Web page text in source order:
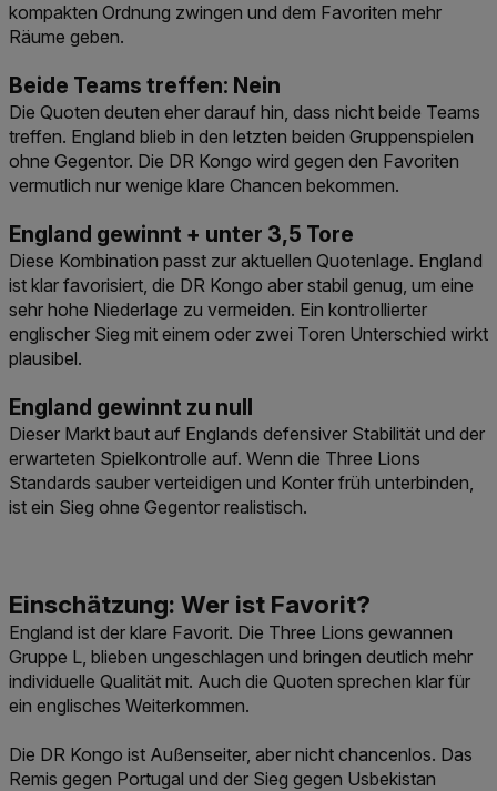
kompakten Ordnung zwingen und dem Favoriten mehr
Räume geben.
Beide Teams treffen: Nein
Die Quoten deuten eher darauf hin, dass nicht beide Teams
treffen. England blieb in den letzten beiden Gruppenspielen
ohne Gegentor. Die DR Kongo wird gegen den Favoriten
vermutlich nur wenige klare Chancen bekommen.
England gewinnt + unter 3,5 Tore
Diese Kombination passt zur aktuellen Quotenlage. England
ist klar favorisiert, die DR Kongo aber stabil genug, um eine
sehr hohe Niederlage zu vermeiden. Ein kontrollierter
englischer Sieg mit einem oder zwei Toren Unterschied wirkt
plausibel.
England gewinnt zu null
Dieser Markt baut auf Englands defensiver Stabilität und der
erwarteten Spielkontrolle auf. Wenn die Three Lions
Standards sauber verteidigen und Konter früh unterbinden,
ist ein Sieg ohne Gegentor realistisch.
England ist der klare Favorit. Die Three Lions gewannen
Gruppe L, blieben ungeschlagen und bringen deutlich mehr
individuelle Qualität mit. Auch die Quoten sprechen klar für
ein englisches Weiterkommen.
Die DR Kongo ist Außenseiter, aber nicht chancenlos. Das
Remis gegen Portugal und der Sieg gegen Usbekistan